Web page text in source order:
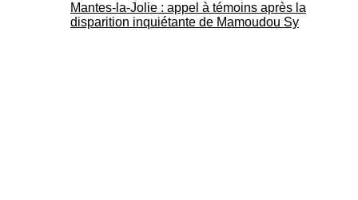
Mantes-la-Jolie : appel à témoins après la
disparition inquiétante de Mamoudou Sy